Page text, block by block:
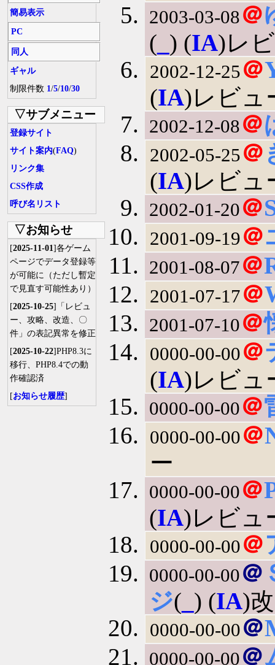
簡易表示
PC
同人
ギャル
制限件数 1/5/10/30
▽サブメニュー
登録サイト
サイト案内(FAQ)
リンク集
CSS作成
呼び名リスト
▽お知らせ
[2025-11-01]各ゲーム
ページでデータ登録等
が可能に（ただし暫定
で見直す可能性あり）
[2025-10-25]「レビュ
ー、攻略、改造、〇
件」の表記異常を修正
[2025-10-22]PHP8.3に
移行、PHP8.4での動
作確認済
[お知らせ履歴]
2003-03-08＠
( ) (IA)レ
2002-12-25＠
(IA)レビュ
2002-12-08＠
2002-05-25＠
(IA)レビュ
2002-01-20＠
2001-09-19＠
2001-08-07＠
2001-07-17＠
2001-07-10＠
0000-00-00＠
(IA)レビュ
0000-00-00＠
0000-00-00＠
ー
0000-00-00＠
(IA)レビュ
0000-00-00＠
0000-00-00＠
ジ( ) (IA)
0000-00-00＠
0000-00-00＠